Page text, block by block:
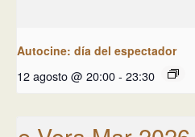
Autocine: día del espectador
12 agosto @ 20:00- 23:30